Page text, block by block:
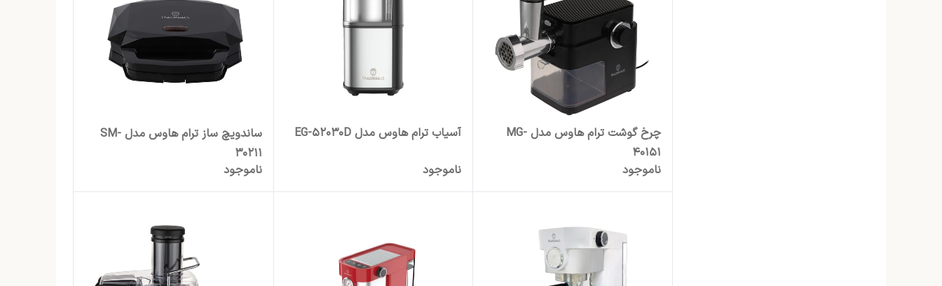
چرخ گوشت ترام هاوس مدل MG-
40151
ناموجود
آسیاب ترام هاوس مدل EG-52030D
ناموجود
ساندویچ ساز ترام هاوس مدل SM-
30211
ناموجود